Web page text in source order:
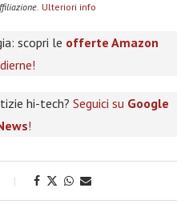
Ulteriori info
scopri le offerte Amazon
hi-tech? Seguici su Google
!